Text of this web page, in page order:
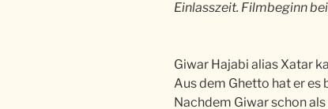
Einlasszeit. Filmbeginn
Giwar Hajabi alias Xatar
Aus dem Ghetto hat er es
Nachdem Giwar schon